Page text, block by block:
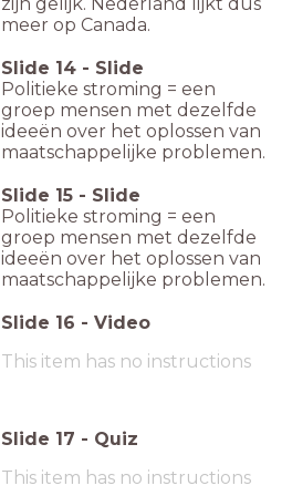
meer op Canada.
Slide 14 - Slide
Politieke stroming = een
groep mensen met dezelfde
ideeën over het oplossen van
maatschappelijke problemen.
Slide 15 - Slide
Politieke stroming = een
groep mensen met dezelfde
ideeën over het oplossen van
maatschappelijke problemen.
Slide 16 - Video
This item has no instructions
Slide 17 - Quiz
This item has no instructions